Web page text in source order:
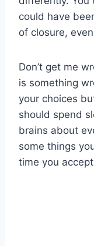
could have
of closure,
Don’t get me
is something
your choices
should spend
brains about
some things
time you